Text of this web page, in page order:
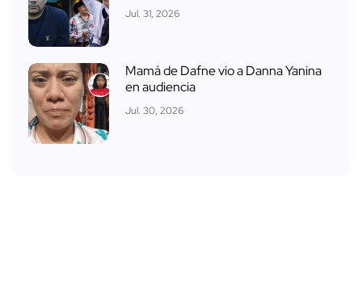
Jul. 31, 2026
Mamá de Dafne vio a Danna Yanina
en audiencia
Jul. 30, 2026